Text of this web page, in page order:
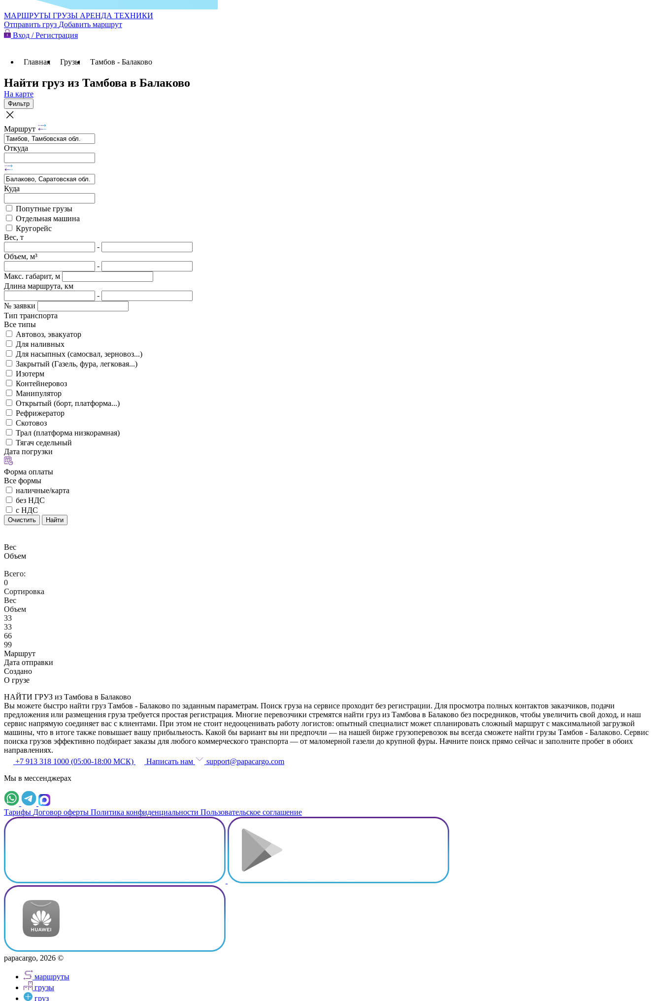
МАРШРУТЫ ГРУЗЫ АРЕНДА ТЕХНИКИ
Отправить груз Добавить маршрут
Вход / Регистрация
Главная Грузы Тамбов - Балаково
Найти груз из Тамбова в Балаково
На карте
Фильтр
Маршрут
Откуда
Куда
Попутные грузы
Отдельная машина
Кругорейс
Вес, т
-
Объем, м³
-
Макс. габарит, м
Длина маршрута, км
-
№ заявки
Тип транспорта
Все типы
Автовоз, эвакуатор
Для наливных
Для насыпных (самосвал, зерновоз...)
Закрытый (Газель, фура, легковая...)
Изотерм
Контейнеровоз
Манипулятор
Открытый (борт, платформа...)
Рефрижератор
Скотовоз
Трал (платформа низкорамная)
Тягач седельный
Дата погрузки
Форма оплаты
Все формы
наличные/карта
без НДС
с НДС
Очистить Найти
Вес
Объем
Всего:
0
Сортировка
Вес
Объем
33
33
66
99
Маршрут
Дата отправки
Создано
О грузе
НАЙТИ ГРУЗ из Тамбова в Балаково
Вы можете быстро найти груз Тамбов - Балаково по заданным параметрам. Поиск груза на сервисе проходит без регистрации. Для просмотра полных контактов заказчиков, подачи
предложения или размещения груза требуется простая регистрация. Многие перевозчики стремятся найти груз из Тамбова в Балаково без посредников, чтобы увеличить свой доход, и наш
сервис напрямую соединяет вас с клиентами. При этом не стоит недооценивать работу логистов: опытный специалист может спланировать сложный маршрут с максимальной загрузкой
машины, что в итоге также повышает вашу прибыльность. Какой бы вариант вы ни предпочли — на нашей бирже грузоперевозок вы всегда сможете найти грузы Тамбов - Балаково. Сервис
поиска грузов эффективно подбирает заказы для любого коммерческого транспорта — от маломерной газели до крупной фуры. Начните поиск прямо сейчас и заполните пробег в обоих
направлениях.
+7 913 318 1000 (05:00-18:00 МСК)
Написать нам
support@papacargo.com
Мы в мессенджерах
Тарифы Договор оферты Политика конфиденциальности Пользовательское соглашение
papacargo, 2026 ©
маршруты
грузы
груз